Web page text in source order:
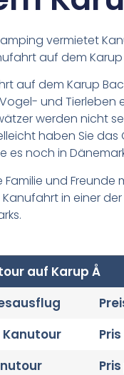
vermietet
auf dem
auf dem Karup
und Tierleben erleben.
werden nicht
haben Sie das
es noch in
und Freunde
in einer
auf Karup Å